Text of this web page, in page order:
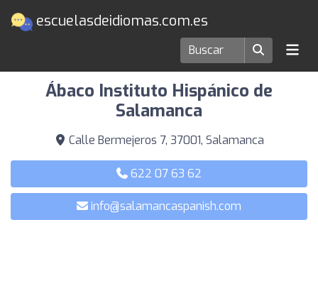
escuelasdeidiomas.com.es
Escuelas de idiomas en Salamanca
Ábaco Instituto Hispánico de
Salamanca
Calle Bermejeros 7, 37001, Salamanca
622 07 63 62
info@salamancaspanish.com